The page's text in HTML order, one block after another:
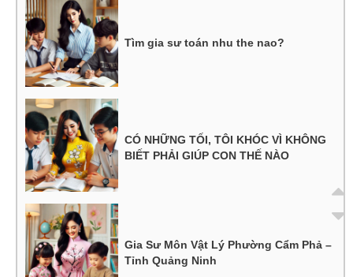
Tìm gia sư toán nhu the nao?
CÓ NHỮNG TỐI, TÔI KHÓC VÌ KHÔNG
BIẾT PHẢI GIÚP CON THẾ NÀO
Gia Sư Môn Vật Lý Phường Cẩm Phả –
Tỉnh Quảng Ninh